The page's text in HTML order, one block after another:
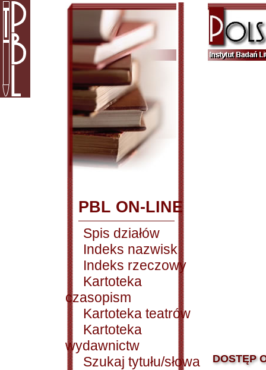
PBL ON-LINE
Spis działów
Indeks nazwisk
Indeks rzeczowy
Kartoteka
czasopism
Kartoteka teatrów
Kartoteka
wydawnictw
Szukaj tytułu/słowa
DOSTĘP